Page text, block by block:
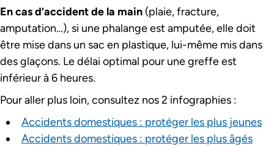
En cas d’accident de la main (plaie, fracture,
amputation…), si une phalange est amputée, elle doit
être mise dans un sac en plastique, lui-même mis dans
des glaçons. Le délai optimal pour une greffe est
inférieur à 6 heures.
Pour aller plus loin, consultez nos 2 infographies :
Accidents domestiques : protéger les plus jeunes
Accidents domestiques : protéger les plus âgés